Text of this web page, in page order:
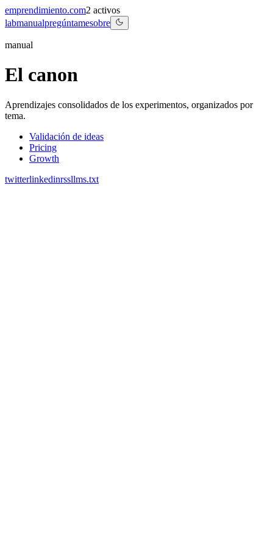
emprendimiento.com2 activos
labmanualpregúntamesobre
manual
El canon
Aprendizajes consolidados de los experimentos, organizados por
tema.
Validación de ideas
Pricing
Growth
twitterlinkedinrssllms.txt